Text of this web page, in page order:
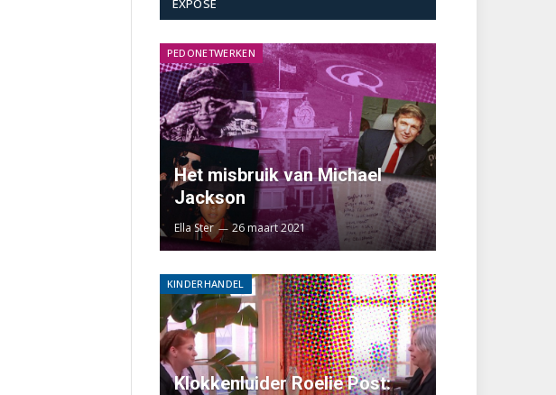
EXPOSÉ
PEDONETWERKEN
Het misbruik van Michael
Jackson
Ella Ster 26 maart 2021
KINDERHANDEL
Klokkenluider Roelie Post: